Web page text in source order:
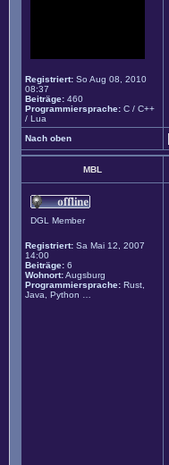
Registriert: So Aug 08, 2010
08:37
Beiträge: 460
Programmiersprache: C / C++
/ Lua
Nach oben
MBL
DGL Member
Registriert: Sa Mai 12, 2007
14:00
Beiträge: 6
Wohnort:Augsburg
Programmiersprache: Rust,
Java, Python …